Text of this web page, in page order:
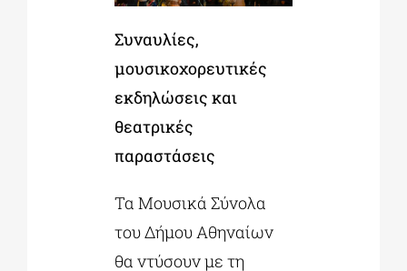
Συναυλίες,
μουσικοχορευτικές
εκδηλώσεις και
θεατρικές
παραστάσεις
Τα Μουσικά Σύνολα
του Δήμου Αθηναίων
θα ντύσουν με τη